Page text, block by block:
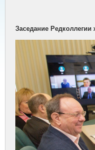
Заседание